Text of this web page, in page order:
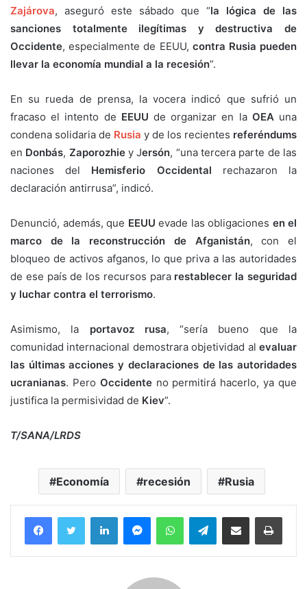
Zajárova, aseguró este sábado que “la lógica de las
sanciones totalmente ilegítimas y destructiva de
Occidente, especialmente de EEUU, contra Rusia pueden
llevar la economía mundial a la recesión”.
En su rueda de prensa, la vocera indicó que sufrió un
fracaso el intento de EEUU de organizar en la OEAuna
condena solidaria de Rusia y de los recientes referéndums
en Donbás, Zaporozhiey Jersón, “una tercera parte de las
naciones del Hemisferio Occidental rechazaron la
declaración antirrusa”, indicó.
Denunció, además, que EEUU evade las obligaciones en el
marco de la reconstrucción de Afganistán, con el
bloqueo de activos afganos, lo que priva a las autoridades
de ese país de los recursos para restablecer la seguridad
y luchar contra el terrorismo.
Asimismo, la portavoz rusa, “sería bueno que la
comunidad internacional demostrara objetividad al evaluar
las últimas acciones y declaraciones de las autoridades
ucranianas. Pero Occidenteno permitirá hacerlo, ya que
justifica la permisividad de Kiev”.
T/SANA/LRDS
Economía recesión Rusia
FacebookTwitter LinkedInMessengerWhatsAppTelegramCompartir por correo electrónico